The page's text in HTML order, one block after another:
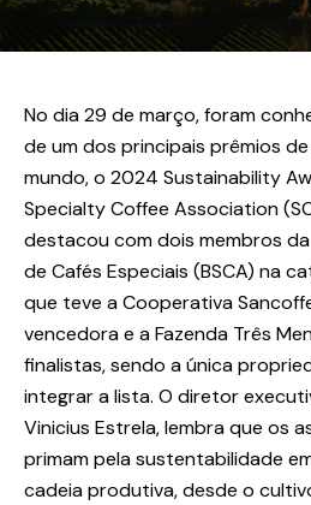
No dia 29 de março, foram
de um dos principais prêmios
mundo, o 2024 Sustainability
Specialty Coffee Association
destacou com dois membros
de Cafés Especiais (BSCA) na
que teve a Cooperativa
vencedora e a Fazenda Três
finalistas, sendo a única
integrar a lista. O diretor
Vinicius Estrela, lembra que os
primam pela sustentabilidade
cadeia produtiva, desde o